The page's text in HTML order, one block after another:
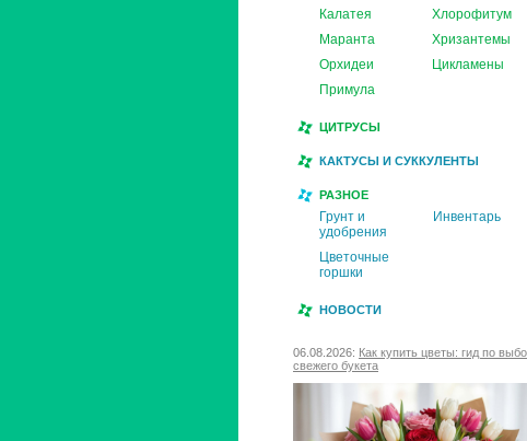
Калатея
Хлорофитум
Маранта
Хризантемы
Орхидеи
Цикламены
Примула
ЦИТРУСЫ
КАКТУСЫ И СУККУЛЕНТЫ
РАЗНОЕ
Грунт и
удобрения
Инвентарь
Цветочные
горшки
НОВОСТИ
06.08.2026: Как купить цветы: гид по
свежего букета